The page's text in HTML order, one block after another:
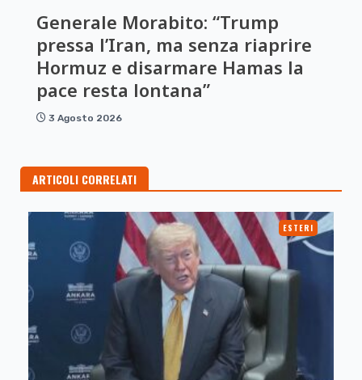
Generale Morabito: “Trump
pressa l’Iran, ma senza riaprire
Hormuz e disarmare Hamas la
pace resta lontana”
3 Agosto 2026
ARTICOLI CORRELATI
ESTERI